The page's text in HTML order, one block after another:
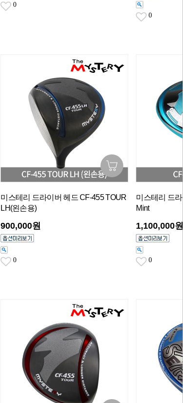
0
0
미스테리 드라이버 헤드 CF-455 TOUR
LH(왼손용)
900,000원
0
미스테리 드
Mint
1,100,000
0